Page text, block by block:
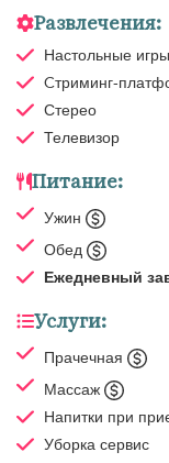
Развлечения:
Настольные игры
Cтриминг-
Стерео
Телевизор
Питание:
Ужин
Обед
Ежедневный
Услуги:
Прачечная
Массаж
Напитки при
Уборка сервис